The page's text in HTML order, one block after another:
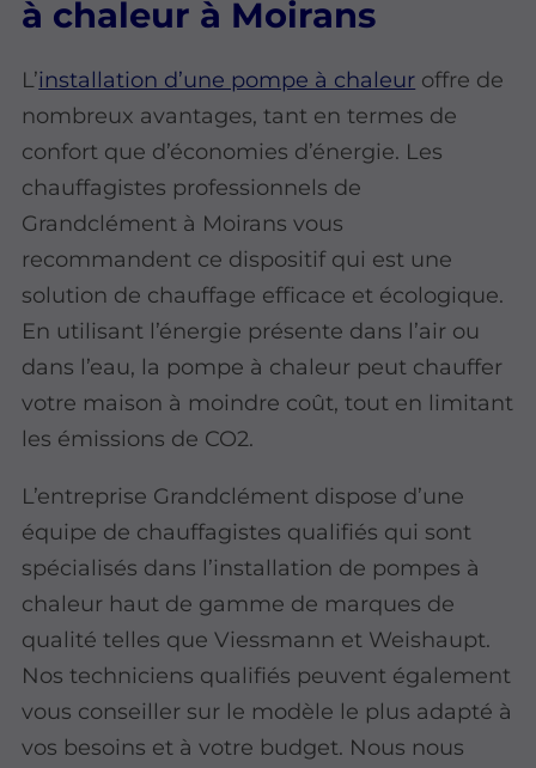
à chaleur à Moirans
L’installation d’une pompe à chaleur offre de
nombreux avantages, tant en termes de
confort que d’économies d’énergie. Les
chauffagistes professionnels de
Grandclément à Moirans vous
recommandent ce dispositif qui est une
solution de chauffage efficace et écologique.
En utilisant l’énergie présente dans l’air ou
dans l’eau, la pompe à chaleur peut chauffer
votre maison à moindre coût, tout en limitant
les émissions de CO2.
L’entreprise Grandclément dispose d’une
équipe de chauffagistes qualifiés qui sont
spécialisés dans l’installation de pompes à
chaleur haut de gamme de marques de
qualité telles que Viessmann et Weishaupt.
Nos techniciens qualifiés peuvent également
vous conseiller sur le modèle le plus adapté à
vos besoins et à votre budget. Nous nous